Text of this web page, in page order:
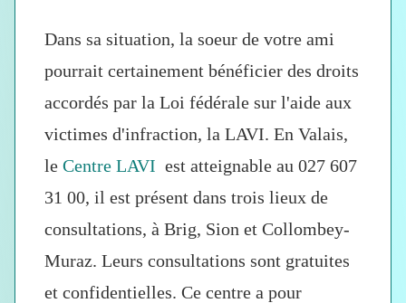
Dans sa situation, la soeur de votre ami
pourrait certainement bénéficier des droits
accordés par la Loi fédérale sur l'aide aux
victimes d'infraction, la LAVI. En Valais,
le Centre LAVI est atteignable au 027 607
31 00, il est présent dans trois lieux de
consultations, à Brig, Sion et Collombey-
Muraz. Leurs consultations sont gratuites
et confidentielles. Ce centre a pour